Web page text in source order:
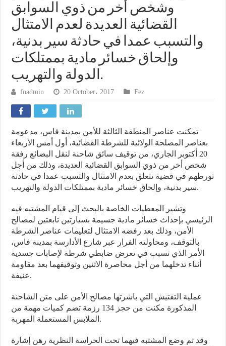
وشخص أخر من ذوي السوابق
القضائية العديدة لعدم الامتثال
والتسبب عمدا في حادثة سير بدنية،
وإلحاق خسائر مادية بممتلكات
الدولة والتهريب.
fnadmin 20 October، 2017 Fez
تمكنت عناصر المنطقة الثالثة للأمن بمدينة فاس، مدعومة
بعناصر المصلحة الولائية للشرطة القضائية، أول أمس الأربعاء
20 أكتوبر الجاري، من توقيف سائق شاحنة لنقل البضائع رفقة
شخص أخر من ذوي السوابق القضائية العديدة، وذلك من أجل
تورطهم في قضية تتعلق بعدم الامتثال والتسبب عمدا في حادثة
سير بدنية، وإلحاق خسائر مادية بممتلكات الدولة والتهريب.
وتشير المعطيات الخاصة بالبحث إلى قيام المشتبه فيه
الرئيسي بإحداث خسائر مادية جسيمة بسيارتين تابعتين لمصالح
الأمن، وذلك بعد رفضه الامتثال لتعليمات عناصر الشرطة
بالتوقف، ومحاولته الفرار عبر شارع الأدارسة بمدينة فاس،
الأمر الذي تسبب في تعرض ضابطي شرطة لإصابات جسدية
أثناء تدخلهما من أجل محاصرة الاثنين وتوقيفهما بعد مقاومة
عنيفة.
عملية التفتيش التي باشرتها مصالح الأمن على متن الشاحنة
المذكورة مكنت من حجز 134 رزمة تضم كميات مهمة من
الملابس المستعملة المهربة.
وقد تم وضع المشتبه فيهما تحت الحراسة النظرية رهن إشارة